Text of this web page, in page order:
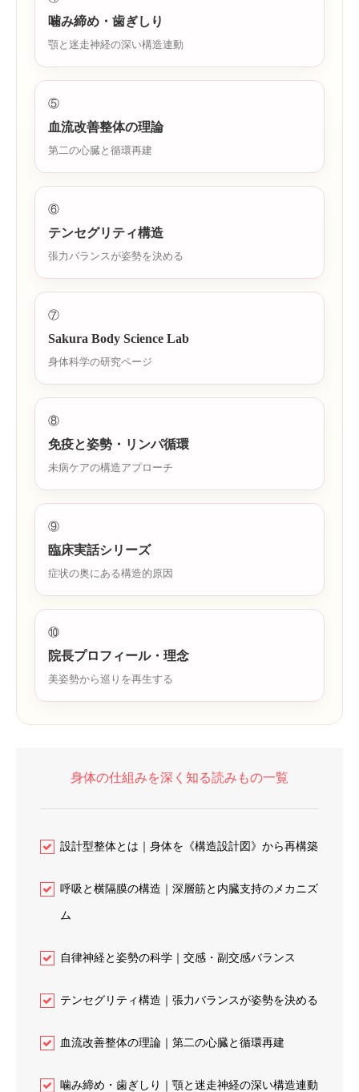
噛み締め・歯ぎしり
顎と迷走神経の深い構造連動
⑤
血流改善整体の理論
第二の心臓と循環再建
⑥
テンセグリティ構造
張力バランスが姿勢を決める
⑦
Sakura Body Science Lab
身体科学の研究ページ
⑧
免疫と姿勢・リンパ循環
未病ケアの構造アプローチ
⑨
臨床実話シリーズ
症状の奥にある構造的原因
⑩
院長プロフィール・理念
美姿勢から巡りを再生する
身体の仕組みを深く知る読みもの一覧
設計型整体とは｜身体を《構造設計図》から再構築
呼吸と横隔膜の構造｜深層筋と内臓支持のメカニズ
ム
自律神経と姿勢の科学｜交感・副交感バランス
テンセグリティ構造｜張力バランスが姿勢を決める
血流改善整体の理論｜第二の心臓と循環再建
噛み締め・歯ぎしり｜顎と迷走神経の深い構造連動